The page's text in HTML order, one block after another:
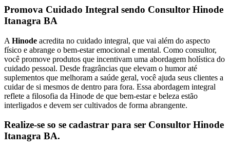
Promova Cuidado Integral sendo Consultor Hinode
Itanagra BA
A Hinode acredita no cuidado integral, que vai além do aspecto
físico e abrange o bem-estar emocional e mental. Como consultor,
você promove produtos que incentivam uma abordagem holística do
cuidado pessoal. Desde fragrâncias que elevam o humor até
suplementos que melhoram a saúde geral, você ajuda seus clientes a
cuidar de si mesmos de dentro para fora. Essa abordagem integral
reflete a filosofia da Hinode de que bem-estar e beleza estão
interligados e devem ser cultivados de forma abrangente.
Realize-se so se cadastrar para ser Consultor Hinode
Itanagra BA.